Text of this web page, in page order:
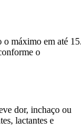
o máximo em até
o
dor, inchaço ou
lactantes e